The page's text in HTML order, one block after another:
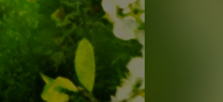
Het Huwelijk
De Toonschaal van Emoties
Oplossingen voor het Drugsprobleem